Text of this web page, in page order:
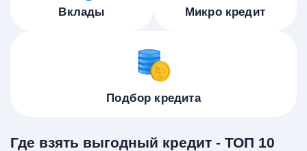
Вклады Микро кредит
Подбор кредита
Где взять выгодный кредит - ТОП 10